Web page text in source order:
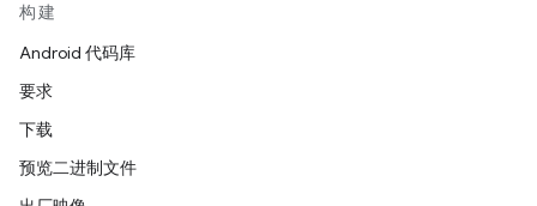
构建
Android 代码库
要求
下载
预览二进制文件